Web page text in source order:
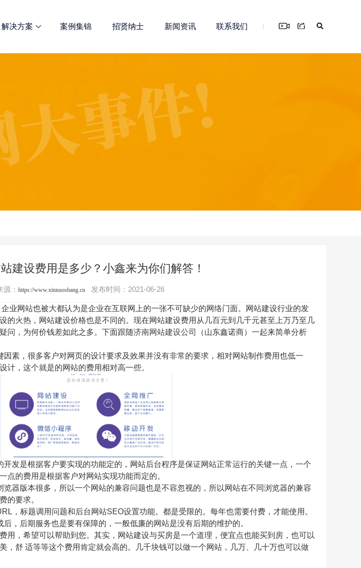
解决方案 案例集锦 招贤纳士 新闻资讯 联系我们
案 总有一款适合您！
定制开发解决方案
建设费用是多少？小鑫来为你们解答！
源： https://www.xinnuoshang.cn发布时间：2021-06-26
业网站也被大都认为是企业在互联网上的一张不可缺少的网络门面。网站建设行业的发
的火热，网站建设价格也是不同的。现在网站建设费用从几百元到几千元甚至上万乃至几
问，为何价钱差如此之多。下面跟随济南网站建设公司
（山东鑫诺商）一起来简单分析
素，很多客户对网页的设计要求及效果并没有非常的要求，相对网站制作费用也低一
计，这个就是的网站的费用相对高一些。
发是根据客户要实现的功能定的，网站后台程序是保证网站正常运行的关键一点，一个
点的费用是根据客户对网站实现功能而定的。
器版本很多，所以一个网站的兼容问题也是不容忽视的，所以网站在不同浏览器的兼容
的要求。
，标题调用问题和后台网站SEO设置功能。都是受限的。每年也需要付费，才能使用。
，后期服务也是要有保障的，一般低廉的网站是没有后期的维护的。
，希望可以帮助到您。其实，网站建设与买房是一个道理，便宜点也能买到房，也可以
，舒 适等等这个费用肯定就会高的。几千块钱可以做一个网站，几万、几十万也可以做